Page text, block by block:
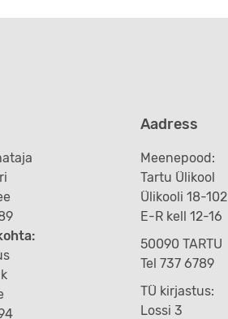
Aadress
Meenepood:
Tartu Ülikool
Ülikooli 18-102
E-R kell 12-16
50090 TARTU
Tel 737 6789
TÜ kirjastus:
Lossi 3